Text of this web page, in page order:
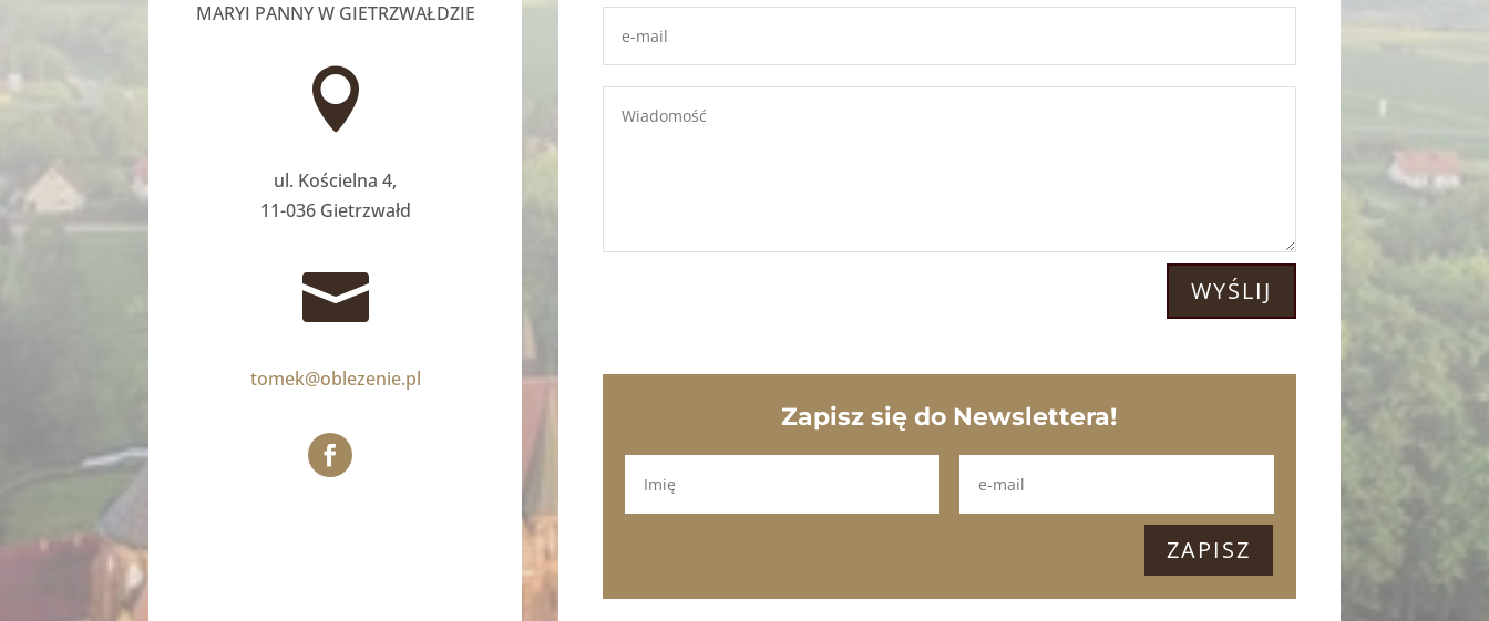
MARYI PANNY W GIETRZWAŁDZIE

ul. Kościelna 4,
11-036 Gietrzwałd

tomek@oblezenie.pl
WYŚLIJ
Zapisz się do Newslettera!
ZAPISZ